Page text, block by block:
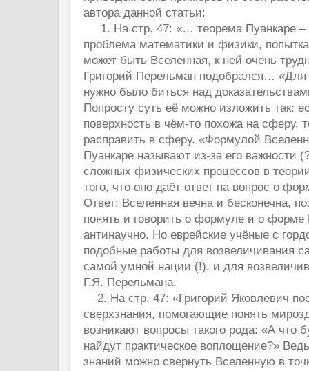
автора данной статьи:
1. На стр. 47: «… теорема Пуанкаре –
проблема математики и физики,
может быть Вселенная, к ней очень
Григорий Перельман подобрался… «Для
нужно было биться над
Попросту суть её можно изложить так:
поверхность в чём-то похожа на сферу,
расправить в сферу. «Формулой
Пуанкаре называют из-за его важности
сложных физических процессов в
того, что оно даёт ответ на вопрос о
Ответ: Вселенная вечна и бесконечна,
понять и говорить о формуле и о форме
антинаучно. Но еврейские учёные с
подобные работы для возвеличивания
самой умной нации (!), и для
Г.Я. Перельмана.
2. На стр. 47: «Григорий Яковлевич
сверхзнания, помогающие понять
возникают вопросы такого рода: «А что
найдут практическое воплощение?»
знаний можно свернуть Вселенную в